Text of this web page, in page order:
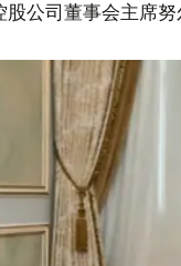
公司董事会主席努